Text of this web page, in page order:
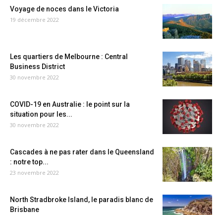
Voyage de noces dans le Victoria
19 décembre 2022
Les quartiers de Melbourne : Central
Business District
30 novembre 2022
COVID-19 en Australie : le point sur la
situation pour les...
30 novembre 2022
Cascades à ne pas rater dans le Queensland
: notre top...
23 novembre 2022
North Stradbroke Island, le paradis blanc de
Brisbane